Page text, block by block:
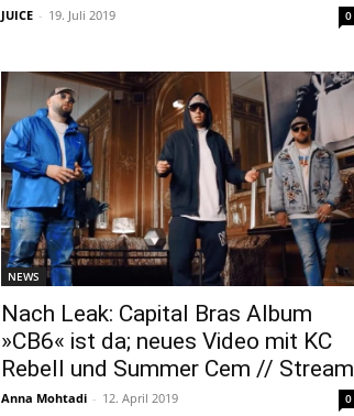
JUICE - 19. Juli 2019 0
NEWS
Nach Leak: Capital Bras Album
»CB6« ist da; neues Video mit KC
Rebell und Summer Cem // Stream
Anna Mohtadi - 12. April 2019 0